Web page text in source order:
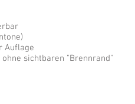
Auflage
sichtbaren "Brennrand"